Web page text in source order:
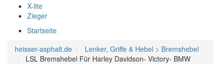
X-lite
Zieger
Startseite
heisser-asphalt.de
Lenker, Griffe & Hebel > Bremshebel
LSL Bremshebel Für Harley Davidson- Victory- BMW